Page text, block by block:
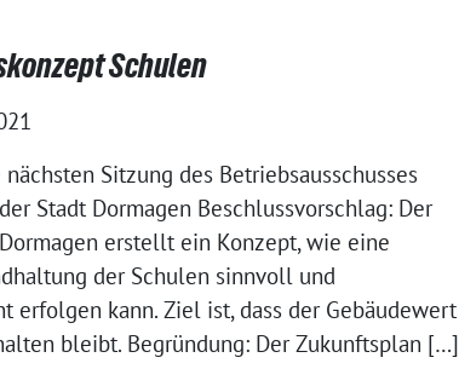
Schulen
Sitzung des Betriebsausschusses
Stadt Dormagen Beschlussvorschlag: Der
erstellt ein Konzept, wie eine
der Schulen sinnvoll und
erfolgen kann. Ziel ist, dass der Gebäudewert
bleibt. Begründung: Der Zukunftsplan […]